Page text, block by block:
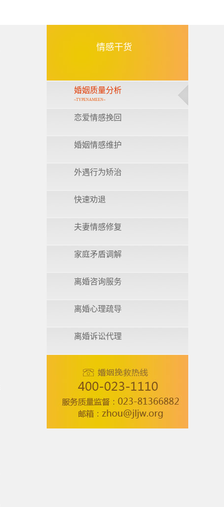
情感干货
婚姻质量分析
~TYPENAMEEN~
恋爱情感挽回
婚姻情感维护
外遇行为矫治
快速劝退
夫妻情感修复
家庭矛盾调解
离婚咨询服务
离婚心理疏导
离婚诉讼代理